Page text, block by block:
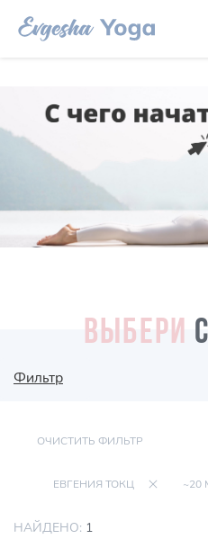
ВЫБЕРИ
Фильтр
ОЧИСТИТЬ ФИЛЬТР
ЕВГЕНИЯ ТОКЦ ~20
НАЙДЕНО: 1